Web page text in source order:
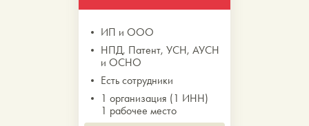
ИП и ООО
НПД, Патент, УСН, АУСН
и ОСНО
Есть сотрудники
1 организация (1 ИНН)
1 рабочее место